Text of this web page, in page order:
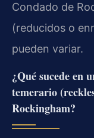
Condado de
(reducidos o
pueden variar.
¿Qué sucede en
temerario
Rockingham?